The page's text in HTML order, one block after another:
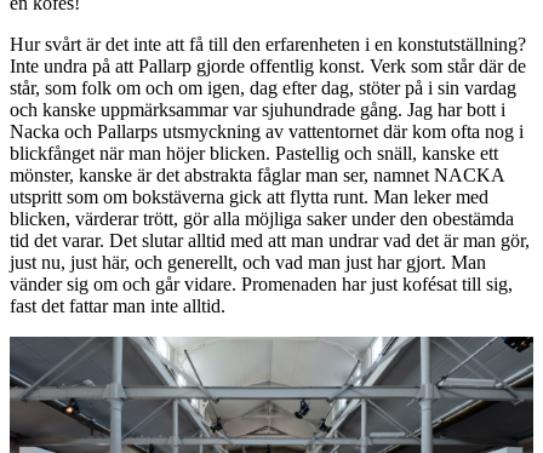
Hur svårt är det inte att få till den erfarenheten i en konstutställning?
Inte undra på att Pallarp gjorde offentlig konst. Verk som står där de
står, som folk om och om igen, dag efter dag, stöter på i sin vardag
och kanske uppmärksammar var sjuhundrade gång. Jag har bott i
Nacka och Pallarps utsmyckning av vattentornet där kom ofta nog i
blickfånget när man höjer blicken. Pastellig och snäll, kanske ett
mönster, kanske är det abstrakta fåglar man ser, namnet NACKA
utspritt som om bokstäverna gick att flytta runt. Man leker med
blicken, värderar trött, gör alla möjliga saker under den obestämda
tid det varar. Det slutar alltid med att man undrar vad det är man gör,
just nu, just här, och generellt, och vad man just har gjort. Man
vänder sig om och går vidare. Promenaden har just kofésat till sig,
fast det fattar man inte alltid.